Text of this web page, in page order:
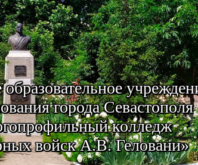
города Севастополя
колледж
войск А.В. Геловани»